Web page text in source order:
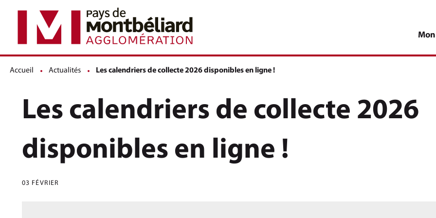
Accueil Actualités Page active :
Les calendriers de collecte 2026 disponibles en ligne !
Les calendriers de collecte 2026
disponibles en ligne !
03 FÉVRIER